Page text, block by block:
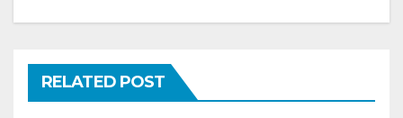
RELATED POST